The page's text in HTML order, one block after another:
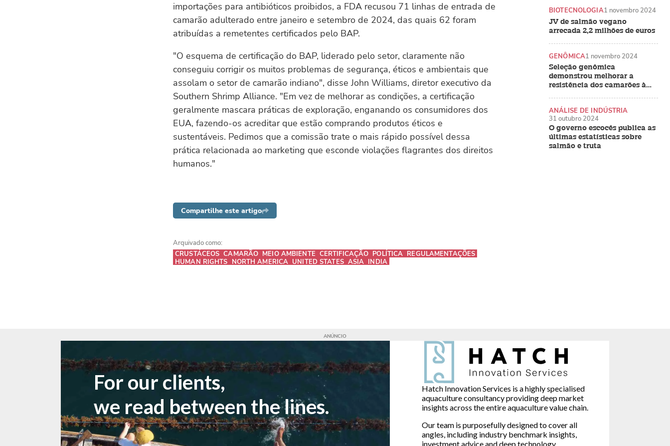
importações para antibióticos proibidos, a FDA recusou 71 linhas de entrada de
camarão adulterado entre janeiro e setembro de 2024, das quais 62 foram
atribuídas a remetentes certificados pelo BAP.
"O esquema de certificação do BAP, liderado pelo setor, claramente não
conseguiu corrigir os muitos problemas de segurança, éticos e ambientais que
assolam o setor de camarão indiano", disse John Williams, diretor executivo da
Southern Shrimp Alliance. "Em vez de melhorar as condições, a certificação
geralmente mascara práticas de exploração, enganando os consumidores dos
EUA, fazendo-os acreditar que estão comprando produtos éticos e
sustentáveis. Pedimos que a comissão trate o mais rápido possível dessa
prática relacionada ao marketing que esconde violações flagrantes dos direitos
humanos."
JV de salmão vegano
arrecada 2,2 milhões de euros
BIOTECNOLOGIA1 novembro 2024
Seleção genômica
demonstrou melhorar a
resistência dos camarões à
GENÔMICA1 novembro 2024
O governo escocês publica as
últimas estatísticas sobre
salmão e truta
ANÁLISE DE INDÚSTRIA
31 outubro 2024
Compartilhe este artigo
Arquivado como:
CRUSTÁCEOS CAMARÃO MEIO AMBIENTE CERTIFICAÇÃO POLÍTICA REGULAMENTAÇÕES
HUMAN RIGHTS NORTH AMERICA UNITED STATES ASIA INDIA
For our clients,
we read between the lines.
Hatch Innovation Services is a highly specialised
aquaculture consultancy providing deep market
insights across the entire aquaculture value chain.
Our team is purposefully designed to cover all
angles, including industry benchmark insights,
investment advice and deep technology